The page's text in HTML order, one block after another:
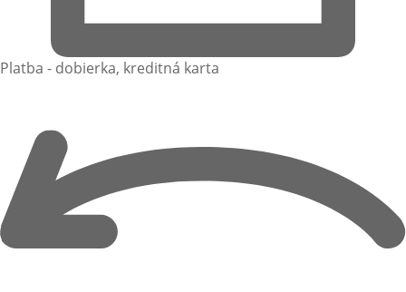
Platba - dobierka, kreditná karta